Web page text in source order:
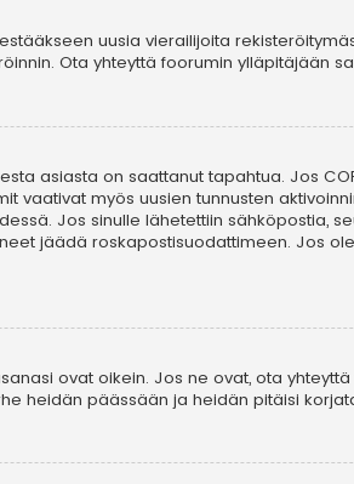
uusia vierailijoita
Ota yhteyttä foorumin ylläpitäjään
asiasta on saattanut tapahtua. Jos
vaativat myös uusien tunnusten
Jos sinulle lähetettiin sähköpostia,
jäädä roskapostisuodattimeen. Jos
ovat oikein. Jos ne ovat, ota
heidän päässään ja heidän pitäisi